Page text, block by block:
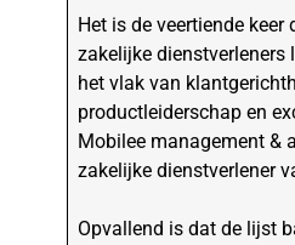
Het is de veertiende
zakelijke dienstverleners
het vlak van
productleiderschap en
Mobilee management &
zakelijke dienstverlener
Opvallend is dat de lijst